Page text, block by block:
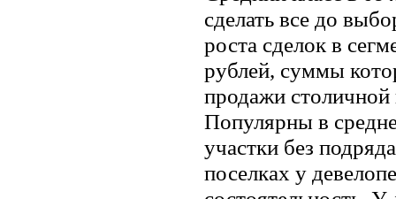
сделать все до
роста сделок в
рублей, суммы
продажи
Популярны в
участки без
поселках у